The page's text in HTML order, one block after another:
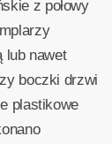
z połowy
lub nawet
boczki drzwi
plastikowe